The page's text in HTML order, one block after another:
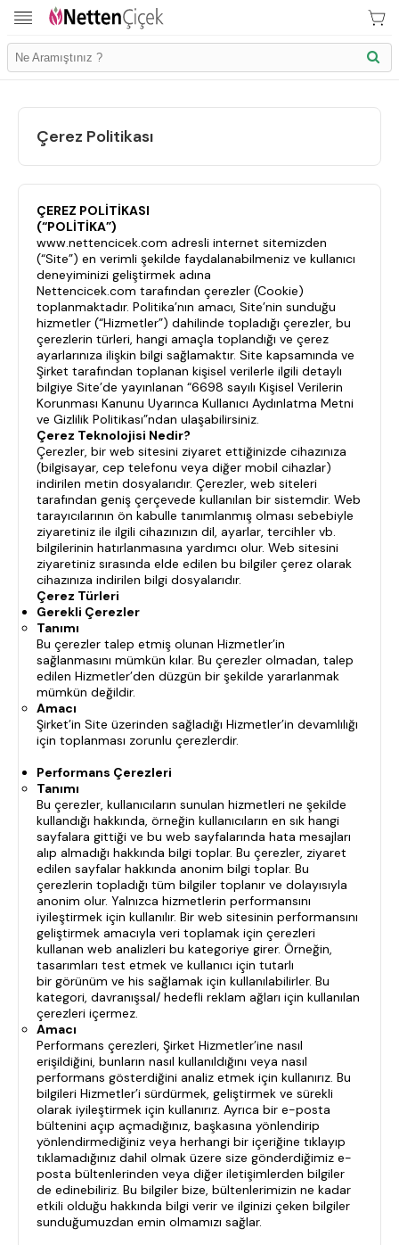
Çerez Politikası
ÇEREZ POLİTİKASI
(“POLİTİKA”)
www.nettencicek.com adresli internet sitemizden
(“Site”) en verimli şekilde faydalanabilmeniz ve kullanıcı
deneyiminizi geliştirmek adına
Nettencicek.com tarafından çerezler (Cookie)
toplanmaktadır. Politika’nın amacı, Site’nin sunduğu
hizmetler (“Hizmetler”) dahilinde topladığı çerezler, bu
çerezlerin türleri, hangi amaçla toplandığı ve çerez
ayarlarınıza ilişkin bilgi sağlamaktır. Site kapsamında ve
Şirket tarafından toplanan kişisel verilerle ilgili detaylı
bilgiye Site’de yayınlanan “6698 sayılı Kişisel Verilerin
Korunması Kanunu Uyarınca Kullanıcı Aydınlatma Metni
ve Gizlilik Politikası”ndan ulaşabilirsiniz.
Çerez Teknolojisi Nedir?
Çerezler, bir web sitesini ziyaret ettiğinizde cihazınıza
(bilgisayar, cep telefonu veya diğer mobil cihazlar)
indirilen metin dosyalarıdır. Çerezler, web siteleri
tarafından geniş çerçevede kullanılan bir sistemdir. Web
tarayıcılarının ön kabulle tanımlanmış olması sebebiyle
ziyaretiniz ile ilgili cihazınızın dil, ayarlar, tercihler vb.
bilgilerinin hatırlanmasına yardımcı olur. Web sitesini
ziyaretiniz sırasında elde edilen bu bilgiler çerez olarak
cihazınıza indirilen bilgi dosyalarıdır.
Çerez Türleri
Gerekli Çerezler
Tanımı
Bu çerezler talep etmiş olunan Hizmetler’in
sağlanmasını mümkün kılar. Bu çerezler olmadan, talep
edilen Hizmetler’den düzgün bir şekilde yararlanmak
mümkün değildir.
Amacı
Şirket’in Site üzerinden sağladığı Hizmetler’in devamlılığı
için toplanması zorunlu çerezlerdir.
Performans Çerezleri
Tanımı
Bu çerezler, kullanıcıların sunulan hizmetleri ne şekilde
kullandığı hakkında, örneğin kullanıcıların en sık hangi
sayfalara gittiği ve bu web sayfalarında hata mesajları
alıp almadığı hakkında bilgi toplar. Bu çerezler, ziyaret
edilen sayfalar hakkında anonim bilgi toplar. Bu
çerezlerin topladığı tüm bilgiler toplanır ve dolayısıyla
anonim olur. Yalnızca hizmetlerin performansını
iyileştirmek için kullanılır. Bir web sitesinin performansını
geliştirmek amacıyla veri toplamak için çerezleri
kullanan web analizleri bu kategoriye girer. Örneğin,
tasarımları test etmek ve kullanıcı için tutarlı
bir görünüm ve his sağlamak için kullanılabilirler. Bu
kategori, davranışsal/ hedefli reklam ağları için kullanılan
çerezleri içermez.
Amacı
Performans çerezleri, Şirket Hizmetler’ine nasıl
erişildiğini, bunların nasıl kullanıldığını veya nasıl
performans gösterdiğini analiz etmek için kullanırız. Bu
bilgileri Hizmetler’i sürdürmek, geliştirmek ve sürekli
olarak iyileştirmek için kullanırız. Ayrıca bir e-posta
bültenini açıp açmadığınız, başkasına yönlendirip
yönlendirmediğiniz veya herhangi bir içeriğine tıklayıp
tıklamadığınız dahil olmak üzere size gönderdiğimiz e-
posta bültenlerinden veya diğer iletişimlerden bilgiler
de edinebiliriz. Bu bilgiler bize, bültenlerimizin ne kadar
etkili olduğu hakkında bilgi verir ve ilginizi çeken bilgiler
sunduğumuzdan emin olmamızı sağlar.
İletişim Bilgilerimiz
KVK Bilgilendirme
Ödeme Bllgileri
testt